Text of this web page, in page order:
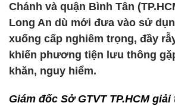
Chánh và quận Bình Tân
Long An dù mới đưa vào sử
xuống cấp nghiêm trọng, đầy
khiến phương tiện lưu thông
khăn, nguy hiểm.
Giám đốc Sở GTVT TP.HCM